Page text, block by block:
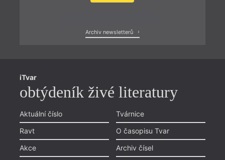
Archiv newsletterů
iTvar
obtýdeník živé literatury
Aktuální číslo
Ravt
Akce
Tvárnice
O časopisu Tvar
Archiv čísel